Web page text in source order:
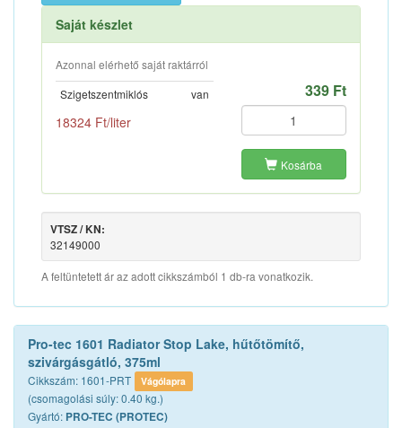
Saját készlet
Azonnal elérhető saját raktárról
Szigetszentmiklós
van
18324 Ft/liter
339 Ft
Kosárba
VTSZ / KN:
32149000
A feltüntetett ár az adott cikkszámból 1 db-ra vonatkozik.
Pro-tec 1601 Radiator Stop Lake, hűtőtömítő,
szivárgásgátló, 375ml
Cikkszám: 1601-PRT Vágólapra
(csomagolási súly: 0.40 kg.)
Gyártó: PRO-TEC (PROTEC)